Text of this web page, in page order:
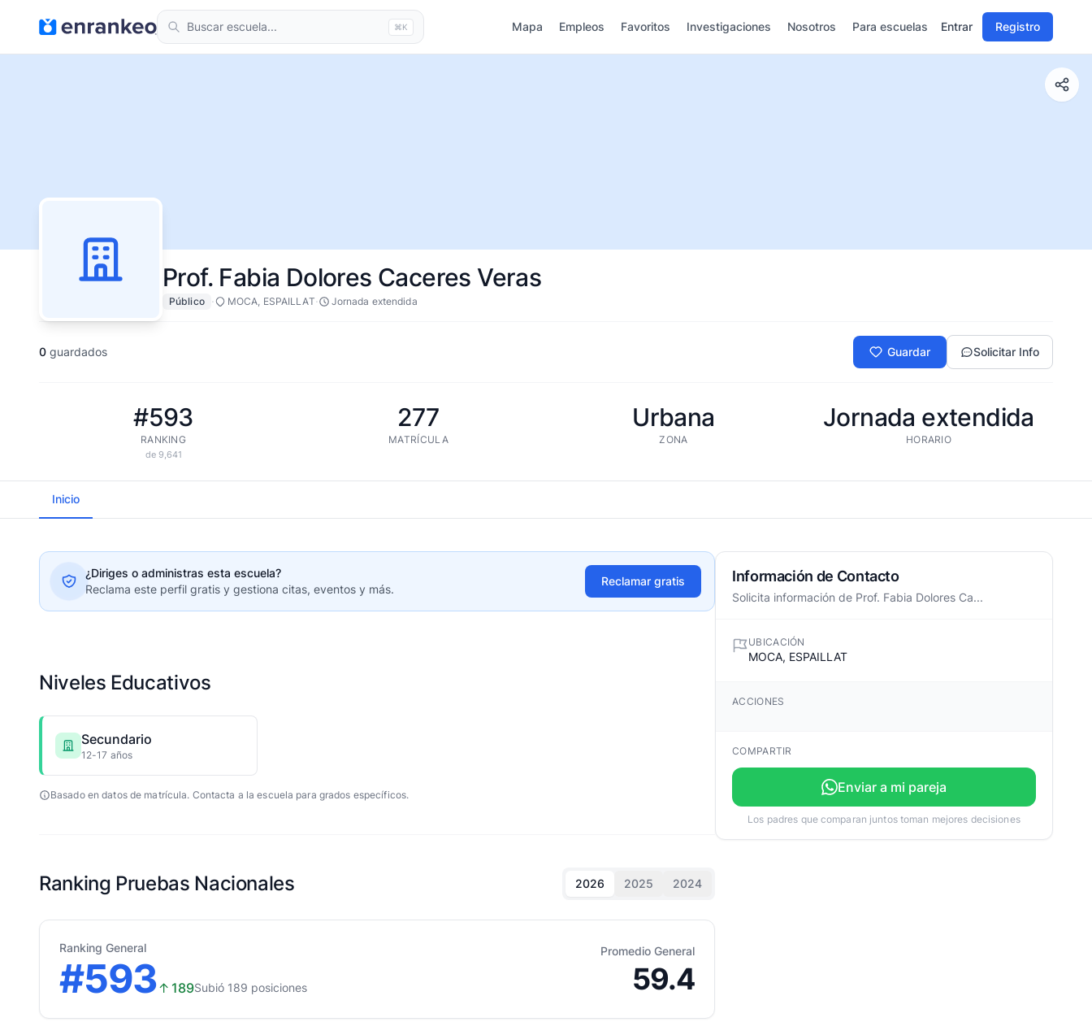
⌘K Mapa Empleos Favoritos Investigaciones Nosotros Para escuelas Entrar Registro
Prof. Fabia Dolores Caceres Veras
Público · MOCA, ESPAILLAT· Jornada extendida
0 guardados Guardar Solicitar Info
#593
RANKING
de 9,641
277
MATRÍCULA
Urbana
ZONA
Jornada extendida
HORARIO
Inicio
¿Diriges o administras esta escuela?
Reclama este perfil gratis y gestiona citas, eventos y más.
Reclamar gratis
Niveles Educativos
Secundario
12-17 años
Basado en datos de matrícula. Contacta a la escuela para grados específicos.
Ranking Pruebas Nacionales 2026 2025 2024
Ranking General
#593↑ 189Subió 189 posiciones
Promedio General
59.4
Información de Contacto
Solicita información de Prof. Fabia Dolores Ca...
UBICACIÓN
MOCA, ESPAILLAT
ACCIONES
COMPARTIR
Enviar a mi pareja
Los padres que comparan juntos toman mejores decisiones